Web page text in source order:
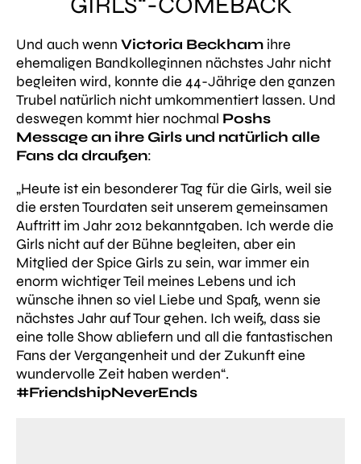
Und auch wenn Victoria Beckham ihre
ehemaligen Bandkolleginnen nächstes Jahr nicht
begleiten wird, konnte die 44-Jährige den ganzen
Trubel natürlich nicht umkommentiert lassen. Und
deswegen kommt hier nochmal Poshs
Message an ihre Girls und natürlich alle
Fans da draußen:
„Heute ist ein besonderer Tag für die Girls, weil sie
die ersten Tourdaten seit unserem gemeinsamen
Auftritt im Jahr 2012 bekanntgaben. Ich werde die
Girls nicht auf der Bühne begleiten, aber ein
Mitglied der Spice Girls zu sein, war immer ein
enorm wichtiger Teil meines Lebens und ich
wünsche ihnen so viel Liebe und Spaß, wenn sie
nächstes Jahr auf Tour gehen. Ich weiß, dass sie
eine tolle Show abliefern und all die fantastischen
Fans der Vergangenheit und der Zukunft eine
wundervolle Zeit haben werden“.
#FriendshipNeverEnds